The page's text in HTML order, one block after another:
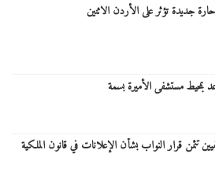
جديدة تؤثر على الأردن الاثنين
بمحيط مستشفى الأميرة بسمة
تثمن قرار النواب بشأن الإعلانات في قانون الملكية